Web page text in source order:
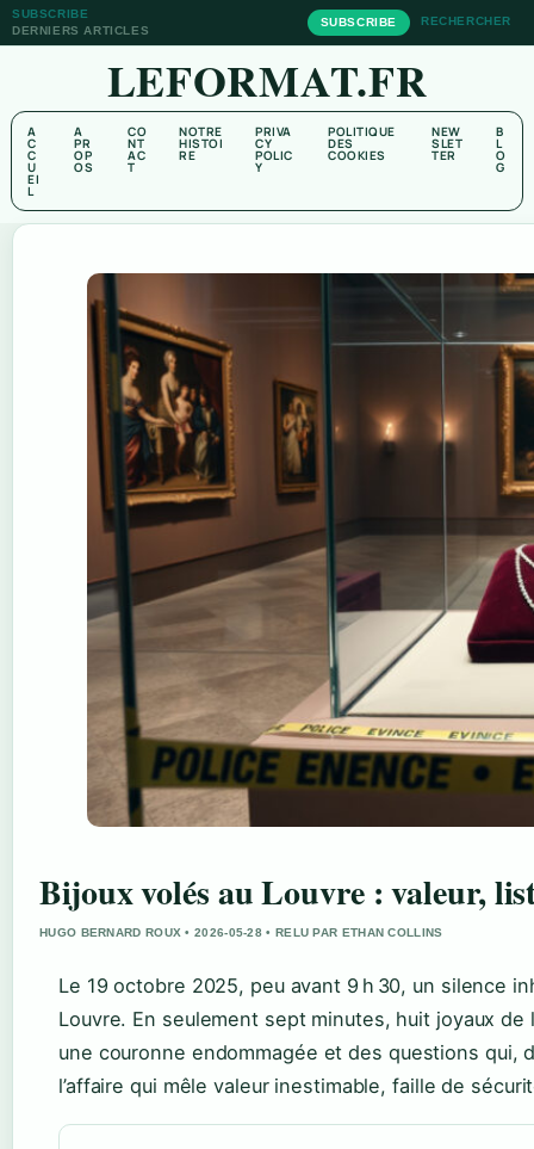
SUBSCRIBE
DERNIERS ARTICLES
SUBSCRIBE RECHERCHER
LEFORMAT.FR
A
C
C
U
EI
L
A
PR
OP
OS
CO
NT
AC
T
NOTRE
HISTOI
RE
PRIVA
CY
POLIC
Y
POLITIQUE
DES
COOKIES
NEW
SLET
TER
B
L
O
G
Bijoux volés au Louvre : valeur,
HUGO BERNARD ROUX • 2026-05-28 • RELU PAR ETHAN COLLINS
Le 19 octobre 2025, peu avant 9 h 30, un silence
Louvre. En seulement sept minutes, huit joyaux
une couronne endommagée et des questions
l’affaire qui mêle valeur inestimable, faille de